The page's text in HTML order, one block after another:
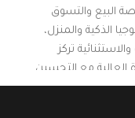
البيع والتسوق
الذكية والمنزل،
تركز
العالية مع التحسين
من خلال تقديم